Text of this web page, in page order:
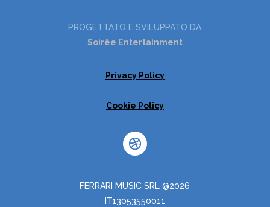
PROGETTATO E SVILUPPATO DA
Soirëe Entertainment
Privacy Policy
Cookie Policy
FERRARI MUSIC SRL @2026
IT13053550011